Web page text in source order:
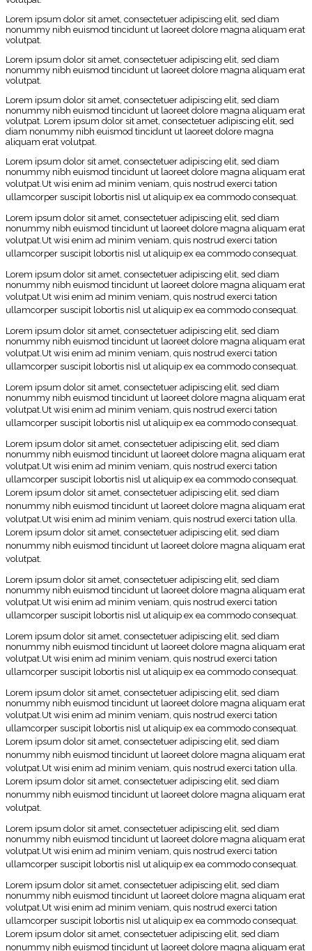
Lorem ipsum dolor sit amet, consectetuer adipiscing elit, sed diam
nonummy nibh euismod tincidunt ut laoreet dolore magna aliquam erat
volutpat.
Lorem ipsum dolor sit amet, consectetuer adipiscing elit, sed diam
nonummy nibh euismod tincidunt ut laoreet dolore magna aliquam erat
volutpat.
Lorem ipsum dolor sit amet, consectetuer adipiscing elit, sed diam
nonummy nibh euismod tincidunt ut laoreet dolore magna aliquam erat
volutpat. Lorem ipsum dolor sit amet, consectetuer adipiscing elit, sed
diam nonummy nibh euismod tincidunt ut laoreet dolore magna
aliquam erat volutpat.
Lorem ipsum dolor sit amet, consectetuer adipiscing elit, sed diam
nonummy nibh euismod tincidunt ut laoreet dolore magna aliquam erat
volutpat.Ut wisi enim ad minim veniam, quis nostrud exerci tation
ullamcorper suscipit lobortis nisl ut aliquip ex ea commodo consequat.
Lorem ipsum dolor sit amet, consectetuer adipiscing elit, sed diam
nonummy nibh euismod tincidunt ut laoreet dolore magna aliquam erat
volutpat.Ut wisi enim ad minim veniam, quis nostrud exerci tation
ullamcorper suscipit lobortis nisl ut aliquip ex ea commodo consequat.
Lorem ipsum dolor sit amet, consectetuer adipiscing elit, sed diam
nonummy nibh euismod tincidunt ut laoreet dolore magna aliquam erat
volutpat.Ut wisi enim ad minim veniam, quis nostrud exerci tation
ullamcorper suscipit lobortis nisl ut aliquip ex ea commodo consequat.
Lorem ipsum dolor sit amet, consectetuer adipiscing elit, sed diam
nonummy nibh euismod tincidunt ut laoreet dolore magna aliquam erat
volutpat.Ut wisi enim ad minim veniam, quis nostrud exerci tation
ullamcorper suscipit lobortis nisl ut aliquip ex ea commodo consequat.
Lorem ipsum dolor sit amet, consectetuer adipiscing elit, sed diam
nonummy nibh euismod tincidunt ut laoreet dolore magna aliquam erat
volutpat.Ut wisi enim ad minim veniam, quis nostrud exerci tation
ullamcorper suscipit lobortis nisl ut aliquip ex ea commodo consequat.
Lorem ipsum dolor sit amet, consectetuer adipiscing elit, sed diam
nonummy nibh euismod tincidunt ut laoreet dolore magna aliquam erat
volutpat.Ut wisi enim ad minim veniam, quis nostrud exerci tation
ullamcorper suscipit lobortis nisl ut aliquip ex ea commodo consequat.
Lorem ipsum dolor sit amet, consectetuer adipiscing elit, sed diam
nonummy nibh euismod tincidunt ut laoreet dolore magna aliquam erat
volutpat.Ut wisi enim ad minim veniam, quis nostrud exerci tation ulla.
Lorem ipsum dolor sit amet, consectetuer adipiscing elit, sed diam
nonummy nibh euismod tincidunt ut laoreet dolore magna aliquam erat
volutpat.
Lorem ipsum dolor sit amet, consectetuer adipiscing elit, sed diam
nonummy nibh euismod tincidunt ut laoreet dolore magna aliquam erat
volutpat.Ut wisi enim ad minim veniam, quis nostrud exerci tation
ullamcorper suscipit lobortis nisl ut aliquip ex ea commodo consequat.
Lorem ipsum dolor sit amet, consectetuer adipiscing elit, sed diam
nonummy nibh euismod tincidunt ut laoreet dolore magna aliquam erat
volutpat.Ut wisi enim ad minim veniam, quis nostrud exerci tation
ullamcorper suscipit lobortis nisl ut aliquip ex ea commodo consequat.
Lorem ipsum dolor sit amet, consectetuer adipiscing elit, sed diam
nonummy nibh euismod tincidunt ut laoreet dolore magna aliquam erat
volutpat.Ut wisi enim ad minim veniam, quis nostrud exerci tation
ullamcorper suscipit lobortis nisl ut aliquip ex ea commodo consequat.
Lorem ipsum dolor sit amet, consectetuer adipiscing elit, sed diam
nonummy nibh euismod tincidunt ut laoreet dolore magna aliquam erat
volutpat.Ut wisi enim ad minim veniam, quis nostrud exerci tation ulla.
Lorem ipsum dolor sit amet, consectetuer adipiscing elit, sed diam
nonummy nibh euismod tincidunt ut laoreet dolore magna aliquam erat
volutpat.
Lorem ipsum dolor sit amet, consectetuer adipiscing elit, sed diam
nonummy nibh euismod tincidunt ut laoreet dolore magna aliquam erat
volutpat.Ut wisi enim ad minim veniam, quis nostrud exerci tation
ullamcorper suscipit lobortis nisl ut aliquip ex ea commodo consequat.
Lorem ipsum dolor sit amet, consectetuer adipiscing elit, sed diam
nonummy nibh euismod tincidunt ut laoreet dolore magna aliquam erat
volutpat.Ut wisi enim ad minim veniam, quis nostrud exerci tation
ullamcorper suscipit lobortis nisl ut aliquip ex ea commodo consequat.
Lorem ipsum dolor sit amet, consectetuer adipiscing elit, sed diam
nonummy nibh euismod tincidunt ut laoreet dolore magna aliquam erat